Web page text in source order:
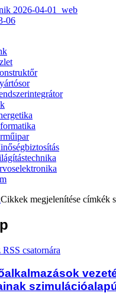
Cikkek megjelenítése címkék
csatornára